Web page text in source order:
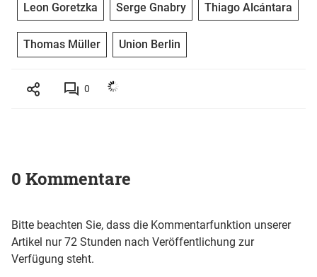
Leon Goretzka Serge Gnabry Thiago Alcántara
Thomas Müller Union Berlin
0
0 Kommentare
Bitte beachten Sie, dass die Kommentarfunktion unserer
Artikel nur 72 Stunden nach Veröffentlichung zur
Verfügung steht.